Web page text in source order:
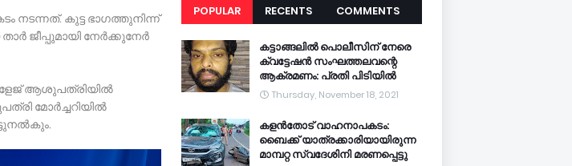
നടന്നത്. കുട്ട ഭാഗത്തുനിന്ന്
ജീപ്പുമായി നേർക്കുനേർ
ആശുപത്രിയിൽ
മോർച്ചറിയിൽ
POPULAR RECENTS
COMMENTS
RECENTS
കട്ടാങ്ങലിൽ പൊലീസിന് നേരെ
ക്വട്ടേഷൻ സംഘത്തലവന്റെ
ആക്രമണം: പ്രതി പിടിയിൽ
Thursday, November 18, 2021
കളൻതോട് വാഹനാപകടം:
ബൈക്ക് യാത്രക്കാരിയായിരുന്ന
മാമ്പറ്റ സ്വദേശിനി മരണപ്പെട്ടു